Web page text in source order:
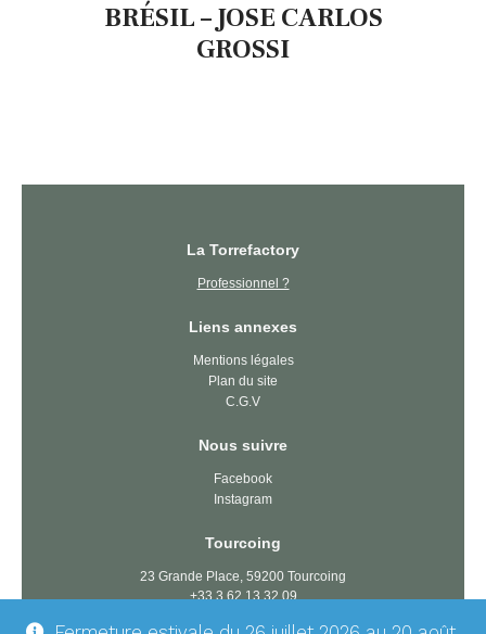
BRÉSIL – JOSE CARLOS
GROSSI
La Torrefactory
Professionnel ?
Liens annexes
Mentions légales
Plan du site
C.G.V
Nous suivre
Facebook
Instagram
Tourcoing
23 Grande Place, 59200 Tourcoing
+33 3 62 13 32 09